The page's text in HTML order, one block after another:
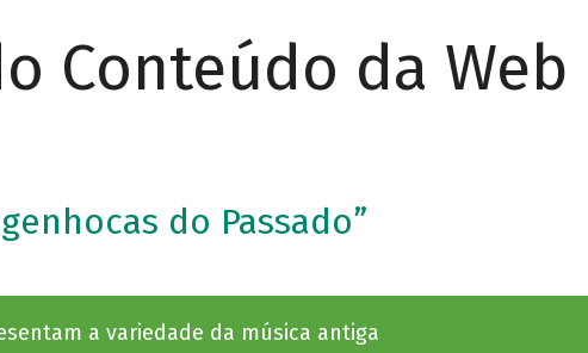
Conteúdo da Web
do Passado”
a variedade da música antiga